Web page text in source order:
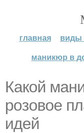
главная виды
маникюр в
Какой
розовое
идей